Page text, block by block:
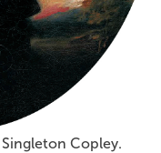
Copley.